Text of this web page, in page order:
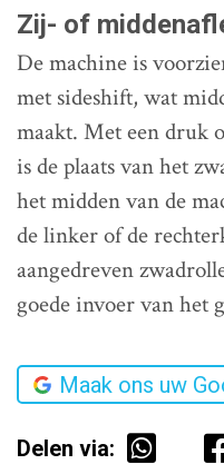
Zij- of
De machine is
met sideshift, wat
maakt. Met een druk
is de plaats van het
het midden van de
de linker of de
aangedreven
goede invoer van het
Maak ons uw
Delen via: